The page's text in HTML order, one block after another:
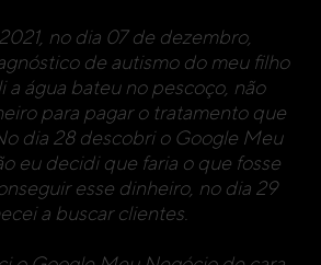
no dia 07 de dezembro,
de autismo do meu filho
a água bateu no pescoço, não
para pagar o tratamento que
dia 28 descobri o Google Meu
eu decidi que faria o que fosse
esse dinheiro, no dia 29
a buscar clientes.